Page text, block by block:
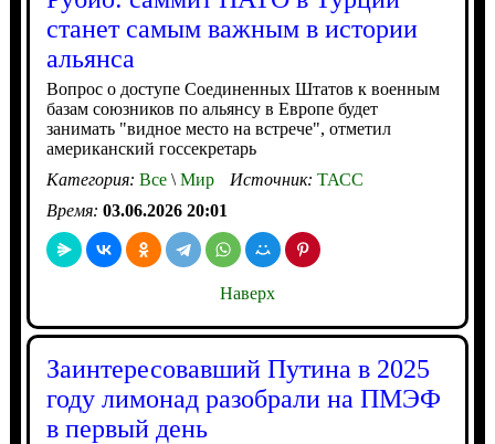
станет самым важным в истории
альянса
Вопрос о доступе Соединенных Штатов к военным
базам союзников по альянсу в Европе будет
занимать "видное место на встрече", отметил
американский госсекретарь
Категория: Все\Мир Источник: ТАСС
Время: 03.06.2026 20:01
Наверх
Заинтересовавший Путина в 2025
году лимонад разобрали на ПМЭФ
в первый день